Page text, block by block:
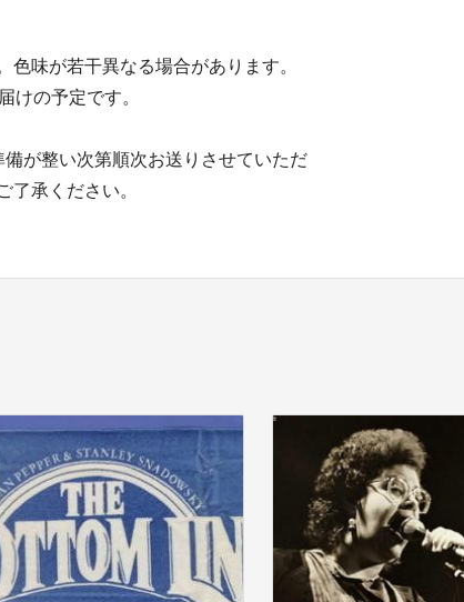
味が若干異なる場合があります。
けの予定です。
が整い次第順次お送りさせていただ
了承ください。